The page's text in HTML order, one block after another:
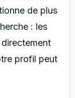
de plus
: les
profil peut